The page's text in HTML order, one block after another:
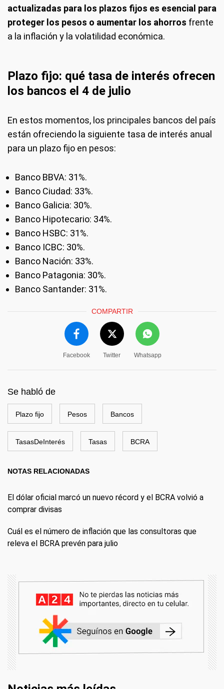
actualizadas para los plazos fijos es esencial para
proteger los pesos o aumentar los ahorros frente
a la inflación y la volatilidad económica.
Plazo fijo: qué tasa de interés ofrecen
los bancos el 4 de julio
En estos momentos, los principales bancos del país
están ofreciendo la siguiente tasa de interés anual
para un plazo fijo en pesos:
Banco BBVA: 31%.
Banco Ciudad: 33%.
Banco Galicia: 30%.
Banco Hipotecario: 34%.
Banco HSBC: 31%.
Banco ICBC: 30%.
Banco Nación: 33%.
Banco Patagonia: 30%.
Banco Santander: 31%.
COMPARTIR
Facebook Twitter Whatsapp
Se habló de
Plazo fijo Pesos Bancos
TasasDeInterés Tasas BCRA
NOTAS RELACIONADAS
El dólar oficial marcó un nuevo récord y el BCRA volvió a
comprar divisas
Cuál es el número de inflación que las consultoras que
releva el BCRA prevén para julio